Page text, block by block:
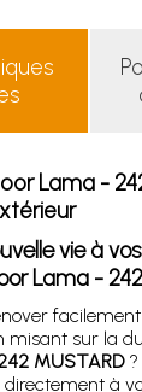
Lama -
vie à
Lama -
misant sur la
MUSTARD?
à